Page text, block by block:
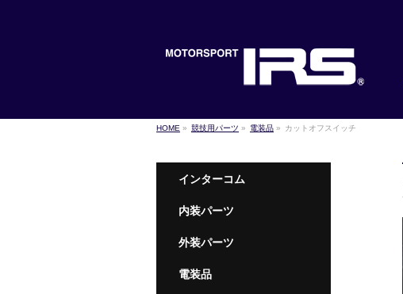
HOME » 競技用パーツ » 電装品 » カットオフスイッチ
インターコム
内装パーツ
外装パーツ
電装品